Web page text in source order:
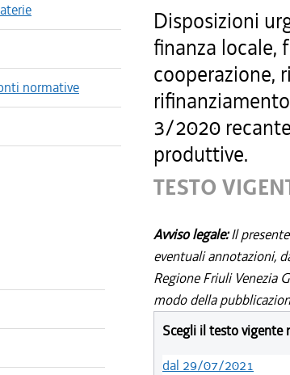
normative
Disposizioni
finanza locale,
cooperazione,
3/2020
produttive.
TESTO
Avviso legale:Il
eventuali annotazioni,
Regione Friuli Venezia
modo della
Scegli il testo vigente
dal 29/07/2021